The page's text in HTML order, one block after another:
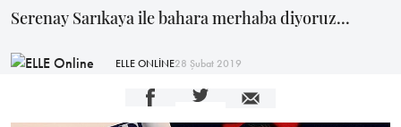
Serenay Sarıkaya ile bahara merhaba diyoruz...
ELLE ONLİNE28 Şubat 2019